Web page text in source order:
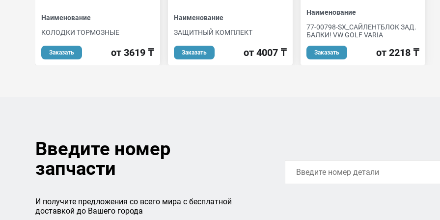
Наименование
КОЛОДКИ ТОРМОЗНЫЕ
Заказать от 3619 ₸
Наименование
ЗАЩИТНЫЙ КОМПЛЕКТ
Заказать от 4007 ₸
Наименование
77-00798-SX_САЙЛЕНТБЛОК ЗАД.
БАЛКИ! VW GOLF VARIA
Заказать от 2218 ₸
Введите номер
запчасти
И получите предложения со всего мира с бесплатной
доставкой до Вашего города